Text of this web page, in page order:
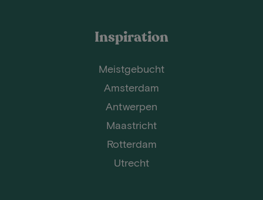
Inspiration
Meistgebucht
Amsterdam
Antwerpen
Maastricht
Rotterdam
Utrecht